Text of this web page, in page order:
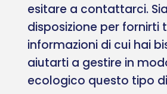
esitare a contattarci.
disposizione per fornirti
informazioni di cui hai
aiutarti a gestire in
ecologico questo tipo